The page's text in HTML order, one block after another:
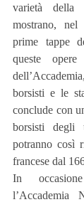
varietà della
mostrano, nel
prime tappe
queste
borsisti e le
conclude con
borsisti degli
potranno così
francese dal
In